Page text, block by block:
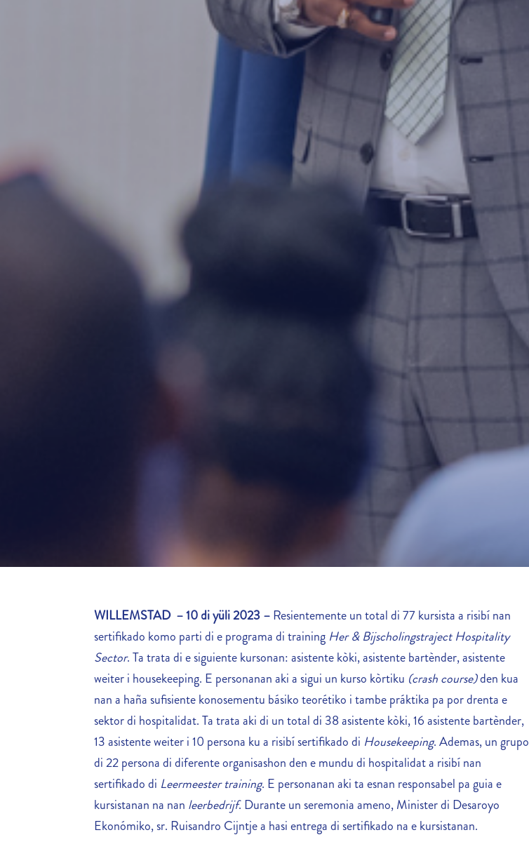
WILLEMSTAD – 10 di yüli 2023 –Resientemente un total di 77 kursista a risibí nan
sertifikado komo parti di e programa di training Her & Bijscholingstraject Hospitality
Sector. Ta trata di e siguiente kursonan: asistente kòki, asistente bartènder, asistente
weiter i housekeeping. E personanan aki a sigui un kurso kòrtiku (crash course)den kua
nan a haña sufisiente konosementu básiko teorétiko i tambe práktika pa por drenta e
sektor di hospitalidat. Ta trata aki di un total di 38 asistente kòki, 16 asistente bartènder,
13 asistente weiter i 10 persona ku a risibí sertifikado di Housekeeping. Ademas, un grupo
di 22 persona di diferente organisashon den e mundu di hospitalidat a risibí nan
sertifikado di Leermeester training. E personanan aki ta esnan responsabel pa guia e
kursistanan na nan leerbedrijf. Durante un seremonia ameno, Minister di Desaroyo
Ekonómiko, sr. Ruisandro Cijntje a hasi entrega di sertifikado na e kursistanan.